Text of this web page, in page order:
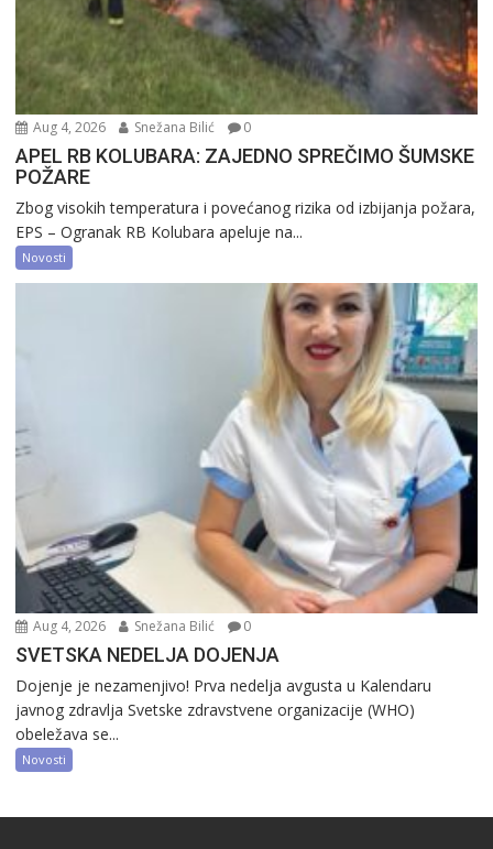
Aug 4, 2026 Snežana Bilić 0
APEL RB KOLUBARA: ZAJEDNO SPREČIMO ŠUMSKE
POŽARE
Zbog visokih temperatura i povećanog rizika od izbijanja požara,
EPS – Ogranak RB Kolubara apeluje na...
Novosti
Aug 4, 2026 Snežana Bilić 0
SVETSKA NEDELJA DOJENJA
Dojenje je nezamenjivo! Prva nedelja avgusta u Kalendaru
javnog zdravlja Svetske zdravstvene organizacije (WHO)
obeležava se...
Novosti